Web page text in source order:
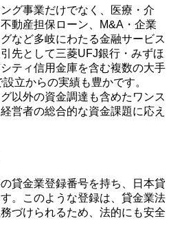
グ事業だけでなく、医療・介
動産担保ローン、M&A・企業
など多岐にわたる金融サービス
先として三菱UFJ銀行・みずほ
ティ信用金庫を含む複数の大手
立からの実績も豊かです。
以外の資金調達も含めたワンス
営者の総合的な資金課題に応え
貸金業登録番号を持ち、日本貸
。このような登録は、貸金業法
づけられるため、法的にも安全